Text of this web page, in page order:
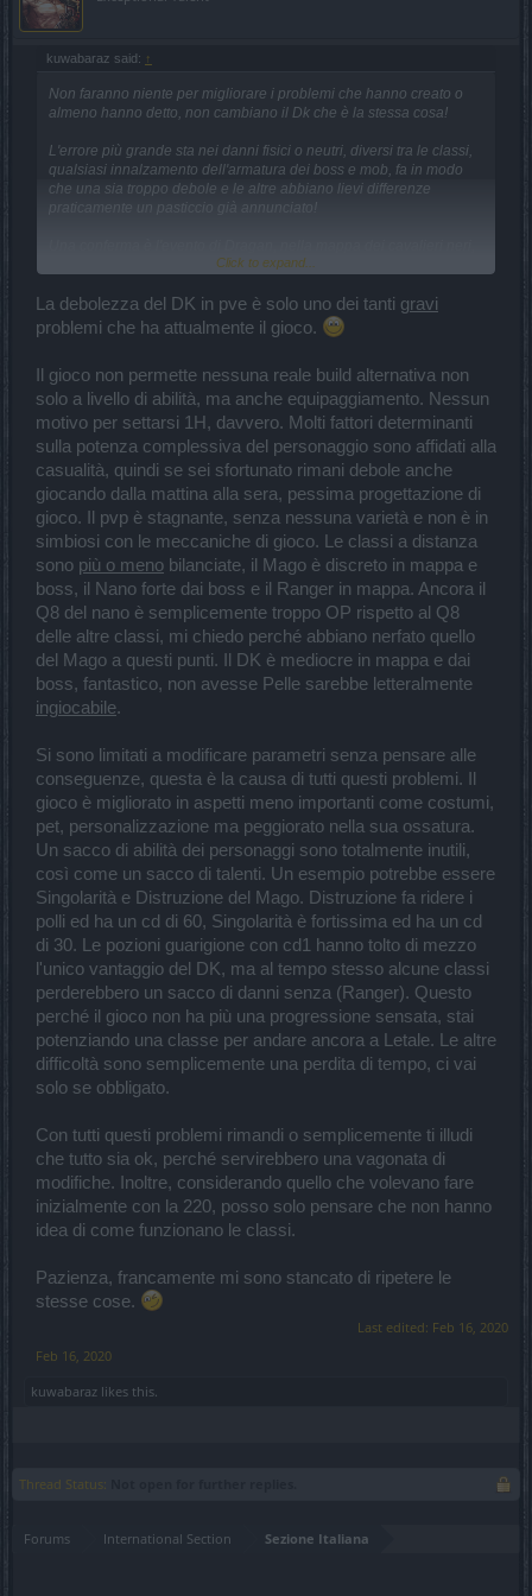
kuwabaraz said: ↑
Non faranno niente per migliorare i problemi che hanno creato o
almeno hanno detto, non cambiano il Dk che è la stessa cosa!
L'errore più grande sta nei danni fisici o neutri, diversi tra le classi,
qualsiasi innalzamento dell'armatura dei boss e mob, fa in modo
che una sia troppo debole e le altre abbiano lievi differenze
praticamente un pasticcio già annunciato!
non sono riusciti a bilanciare le classi per i tanti errori e secondo
Click to expand...
La debolezza del DK in pve è solo uno dei tanti gravi
problemi che ha attualmente il gioco.
Il gioco non permette nessuna reale build alternativa non
solo a livello di abilità, ma anche equipaggiamento. Nessun
motivo per settarsi 1H, davvero. Molti fattori determinanti
sulla potenza complessiva del personaggio sono affidati alla
casualità, quindi se sei sfortunato rimani debole anche
giocando dalla mattina alla sera, pessima progettazione di
gioco. Il pvp è stagnante, senza nessuna varietà e non è in
simbiosi con le meccaniche di gioco. Le classi a distanza
sono più o meno bilanciate, il Mago è discreto in mappa e
boss, il Nano forte dai boss e il Ranger in mappa. Ancora il
Q8 del nano è semplicemente troppo OP rispetto al Q8
delle altre classi, mi chiedo perché abbiano nerfato quello
del Mago a questi punti. Il DK è mediocre in mappa e dai
boss, fantastico, non avesse Pelle sarebbe letteralmente
ingiocabile.
Si sono limitati a modificare parametri senza pensare alle
conseguenze, questa è la causa di tutti questi problemi. Il
gioco è migliorato in aspetti meno importanti come costumi,
pet, personalizzazione ma peggiorato nella sua ossatura.
Un sacco di abilità dei personaggi sono totalmente inutili,
così come un sacco di talenti. Un esempio potrebbe essere
Singolarità e Distruzione del Mago. Distruzione fa ridere i
polli ed ha un cd di 60, Singolarità è fortissima ed ha un cd
di 30. Le pozioni guarigione con cd1 hanno tolto di mezzo
l'unico vantaggio del DK, ma al tempo stesso alcune classi
perderebbero un sacco di danni senza (Ranger). Questo
perché il gioco non ha più una progressione sensata, stai
potenziando una classe per andare ancora a Letale. Le altre
difficoltà sono semplicemente una perdita di tempo, ci vai
solo se obbligato.
Con tutti questi problemi rimandi o semplicemente ti illudi
che tutto sia ok, perché servirebbero una vagonata di
modifiche. Inoltre, considerando quello che volevano fare
inizialmente con la 220, posso solo pensare che non hanno
idea di come funzionano le classi.
Pazienza, francamente mi sono stancato di ripetere le
stesse cose.
Last edited: Feb 16, 2020
Feb 16, 2020
kuwabaraz likes this.
Thread Status:
Forums International Section Sezione Italiana